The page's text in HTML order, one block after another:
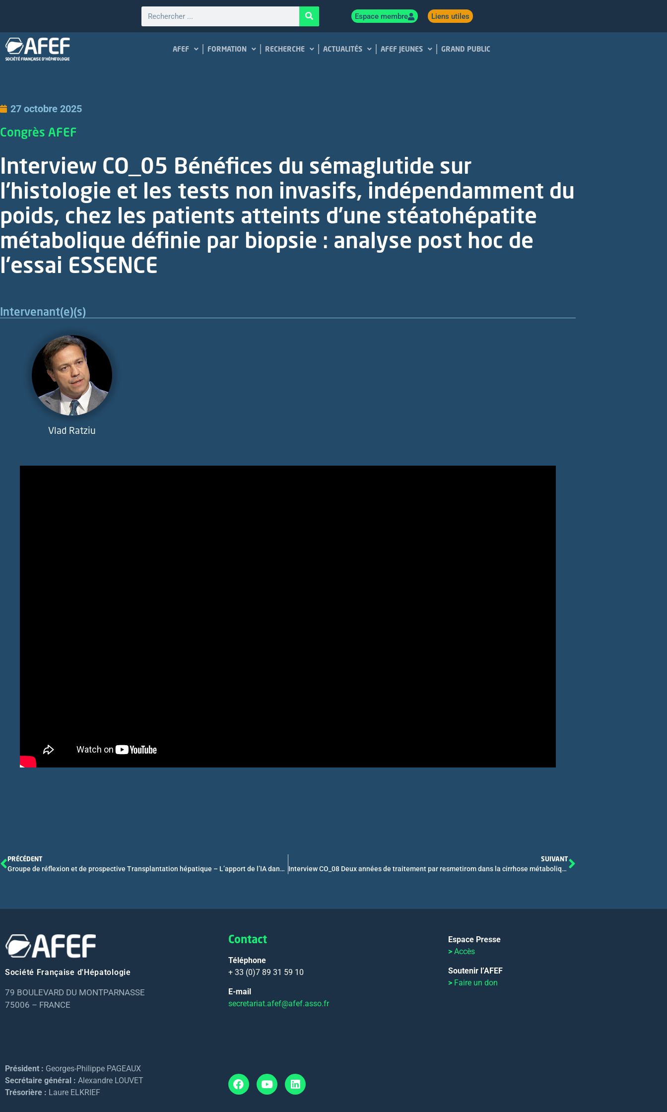
Espace membre Liens utiles
AFEF FORMATION RECHERCHE ACTUALITÉS AFEF JEUNES GRAND PUBLIC
27 octobre 2025
Congrès AFEF
Interview CO_05 Bénéfices du sémaglutide sur
l’histologie et les tests non invasifs, indépendamment du
poids, chez les patients atteints d’une stéatohépatite
métabolique définie par biopsie : analyse post hoc de
l’essai ESSENCE
Intervenant(e)(s)
Vlad Ratziu
PRÉCÉDENT
Groupe de réflexion et de prospective Transplantation hépatique – L’apport de l’IA dans la sélection des receveurs
SUIVANT
Interview CO_08 Deux années de traitement par resmetirom dans la cirrhose métabolique compensée améliorent l’élasticité hépatique, les biomarqueurs de fibrose, et le risque d’hypertension portale
Société Française d'Hépatologie
79 BOULEVARD DU MONTPARNASSE
75006 – FRANCE
Président : Georges-Philippe PAGEAUX
Secrétaire général : Alexandre LOUVET
Trésorière : Laure ELKRIEF
Contact
Téléphone
+ 33 (0)7 89 31 59 10
E-mail
secretariat.afef@afef.asso.fr
Espace Presse
>Accès
Soutenir l’AFEF
> Faire un don